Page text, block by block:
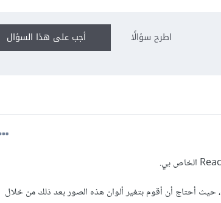
أجب على هذا السؤال اطرح سؤالًا
كيف يمكنني إستدعاء هذه الصور وإستخدامها في React native، حيث أحتاج أن أقوم بتغير ألوان هذه الصور بعد ذلك من خلال